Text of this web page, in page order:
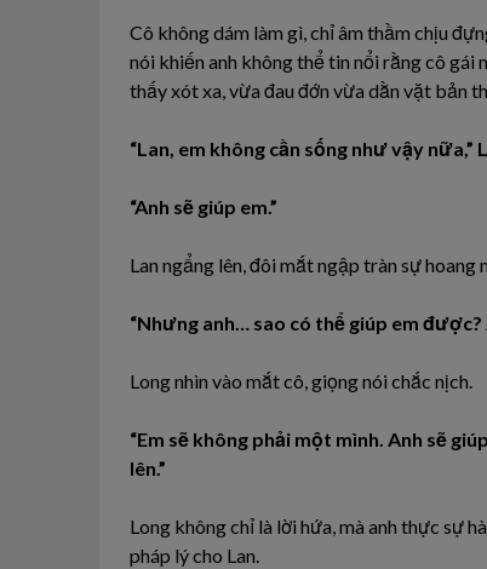
Cô không dám làm gì, chỉ âm thầm chịu
nói khiến anh không thể tin nổi rằng cô gái
thấy xót xa, vừa đau đớn vừa dằn vặt bản
“Lan, em không cần sống như vậy nữa,”
“Anh sẽ giúp em.”
Lan ngẩng lên, đôi mắt ngập tràn sự hoang
“Nhưng anh… sao có thể giúp em được?
Long nhìn vào mắt cô, giọng nói chắc nịch.
“Em sẽ không phải một mình. Anh sẽ
lên.”
Long không chỉ là lời hứa, mà anh thực sự
pháp lý cho Lan.